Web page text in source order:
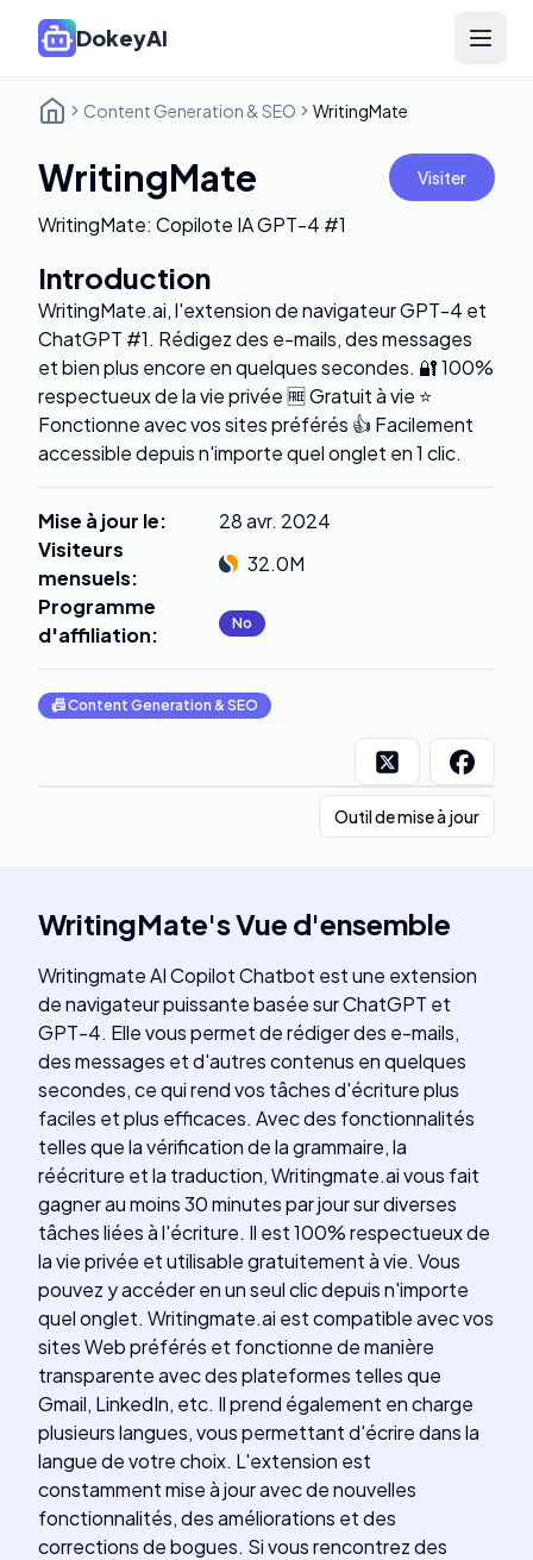
DokeyAI Open
Content Generation & SEO WritingMate
WritingMate Visiter
WritingMate: Copilote IA GPT-4 #1
Introduction
WritingMate.ai, l'extension de navigateur GPT-4 et
ChatGPT #1. Rédigez des e-mails, des messages
et bien plus encore en quelques secondes. 🔐 100%
respectueux de la vie privée 🆓 Gratuit à vie ⭐️
Fonctionne avec vos sites préférés 👍 Facilement
accessible depuis n'importe quel onglet en 1 clic.
Mise à jour le:
28 avr. 2024
Visiteurs
mensuels:
32.0M
Programme
d'affiliation: No
📠Content Generation & SEO
Outil de mise à jour
WritingMate'sVue d'ensemble
Writingmate AI Copilot Chatbot est une extension
de navigateur puissante basée sur ChatGPT et
GPT-4. Elle vous permet de rédiger des e-mails,
des messages et d'autres contenus en quelques
secondes, ce qui rend vos tâches d'écriture plus
faciles et plus efficaces. Avec des fonctionnalités
telles que la vérification de la grammaire, la
réécriture et la traduction, Writingmate.ai vous fait
gagner au moins 30 minutes par jour sur diverses
tâches liées à l'écriture. Il est 100% respectueux de
la vie privée et utilisable gratuitement à vie. Vous
pouvez y accéder en un seul clic depuis n'importe
quel onglet. Writingmate.ai est compatible avec vos
sites Web préférés et fonctionne de manière
transparente avec des plateformes telles que
Gmail, LinkedIn, etc. Il prend également en charge
plusieurs langues, vous permettant d'écrire dans la
langue de votre choix. L'extension est
constamment mise à jour avec de nouvelles
fonctionnalités, des améliorations et des
corrections de bogues. Si vous rencontrez des